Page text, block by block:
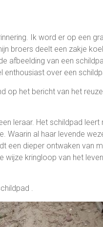
Ik word er op een
broers deelt een zakje
afbeelding van een
enthousiast over een
op het bericht van het
leraar. Het schildpad
Waarin al haar levende
een dieper ontwaken van
kringloop van het
.